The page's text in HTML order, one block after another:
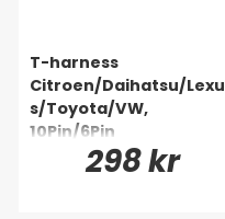
T-harness
Citroen/Daihatsu/Lexu
s/Toyota/VW,
10Pin/6Pin
298 kr